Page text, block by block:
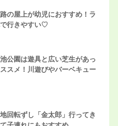
の屋上が幼児におすすめ！ラ
行きやすい♡
池公園は遊具と広い芝生があっ
スメ！川遊びやバーベキュー
回転ずし「金太郎」行ってき